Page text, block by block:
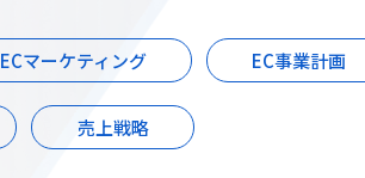
ECマーケティング EC事業計画
売上戦略